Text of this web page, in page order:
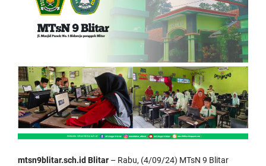
mtsn9blitar.sch.id Blitar – Rabu, (4/09/24) MTsN 9 Blitar